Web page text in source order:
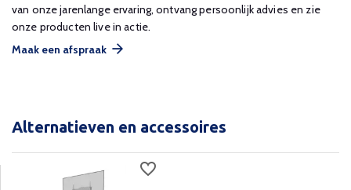
van onze jarenlange ervaring, ontvang persoonlijk advies en zie
onze producten live in actie.
Maak een afspraak
Alternatieven en accessoires